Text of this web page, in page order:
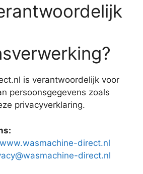
is verantwoordelijk voor
persoonsgegevens zoals
privacyverklaring.
direct.nl
direct.nl